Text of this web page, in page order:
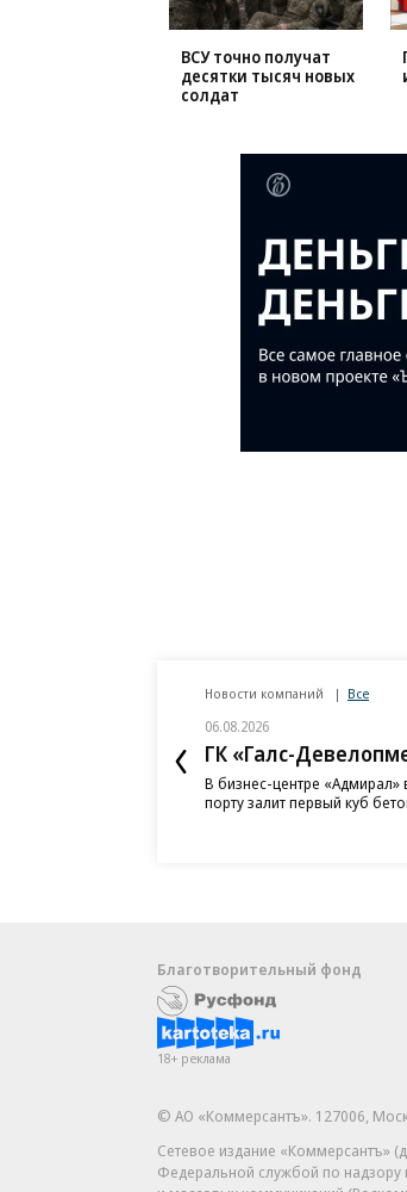
ВСУ точно получат
десятки тысяч новых
солдат
Новости компаний Все
06.08.2026
ГК «Галс-
В бизнес-центре
порту залит первый куб
Благотворительный фонд
18+ реклама
© АО «Коммерсантъ». 127006,
Сетевое издание «Коммерсантъ»
Федеральной службой по надзору